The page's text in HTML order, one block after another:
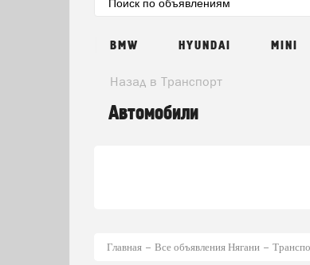
BMW HYUNDAI MINI
Назад в Транспорт
Автомобили
Главная Все объявления Нягани